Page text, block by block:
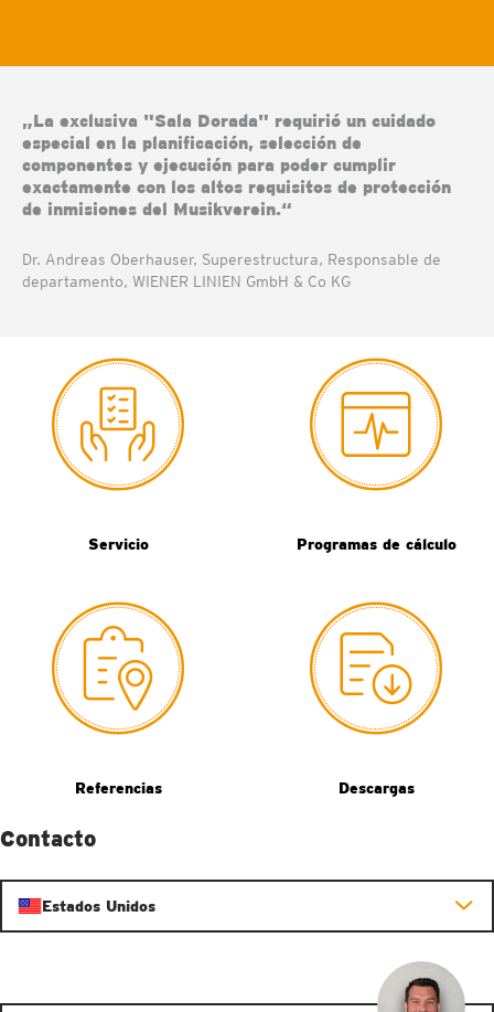
„La exclusiva "Sala Dorada" requirió un cuidado
especial en la planificación, selección de
componentes y ejecución para poder cumplir
exactamente con los altos requisitos de protección
de inmisiones del Musikverein.“
Dr. Andreas Oberhauser, Superestructura, Responsable de
departamento, WIENER LINIEN GmbH & Co KG
Servicio Programas de cálculo
Referencias Descargas
Contacto
Estados Unidos